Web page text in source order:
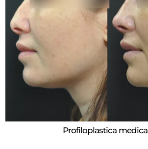
Profiloplastica medica